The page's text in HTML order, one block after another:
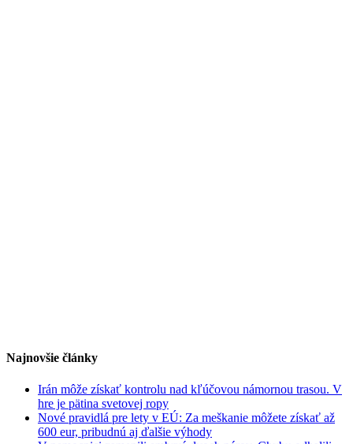
Najnovšie články
Irán môže získať kontrolu nad kľúčovou námornou trasou. V
hre je pätina svetovej ropy
Nové pravidlá pre lety v EÚ: Za meškanie môžete získať až
600 eur, pribudnú aj ďalšie výhody